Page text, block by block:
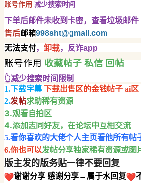
账号作用 减少搜索时间
下单后邮件未收到卡密，查看垃圾邮件
售后邮箱998sht@gmail.com
无法支付， 卸载，反诈app
账号作用 收藏帖子 私信 回帖
👆减少搜索时间限制
1.下载字幕下载出售区的金钱帖子 ai区
2.发帖求助稀有资源
3.观看自拍区
4.添加志同好友，在论坛中互相交流
5.看你喜欢的大佬个人主页看他所有帖
6.你也可以发帖分享独家稀有资源或图
版主发的版务贴一律不要回复
谢谢分享感谢分享→属于水回复